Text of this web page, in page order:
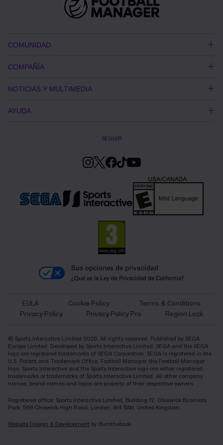
COMUNIDAD
COMPAÑÍA
NOTICIAS Y MULTIMEDIA
AYUDA
SEGUIR
Sus opciones de privacidad
¿Qué es la Ley de Privacidad de California?
EULA Cookie Policy
Terms & Conditions
Privacy Policy
Privacy Policy Pro Region Lock
© Sports Interactive Limited 2025. All rights reserved. Published by SEGA
Europe Limited. Developed by Sports Interactive Limited. SEGA and the SEGA
logo are registered trademarks of SEGA Corporation. SEGA is registered in the
U.S. Patent and Trademark Office. Football Manager, the Football Manager
logo, Sports Interactive and the Sports Interactive logo are either registered
trademarks or trademarks of Sports Interactive Limited. All other company
names, brand names and logos are property of their respective owners.
Registered office: Sports Interactive Limited, Building 12, Chiswick Business
Park, 566 Chiswick High Road, London, W4 5AN, United Kingdom
Website Design & Development by Burnthebook